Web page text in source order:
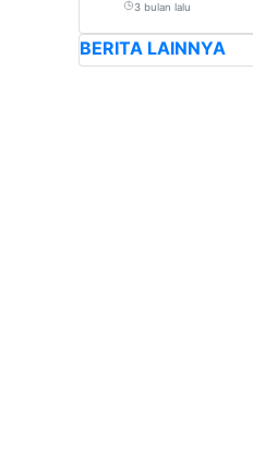
3 bulan lalu
BERITA LAINNYA